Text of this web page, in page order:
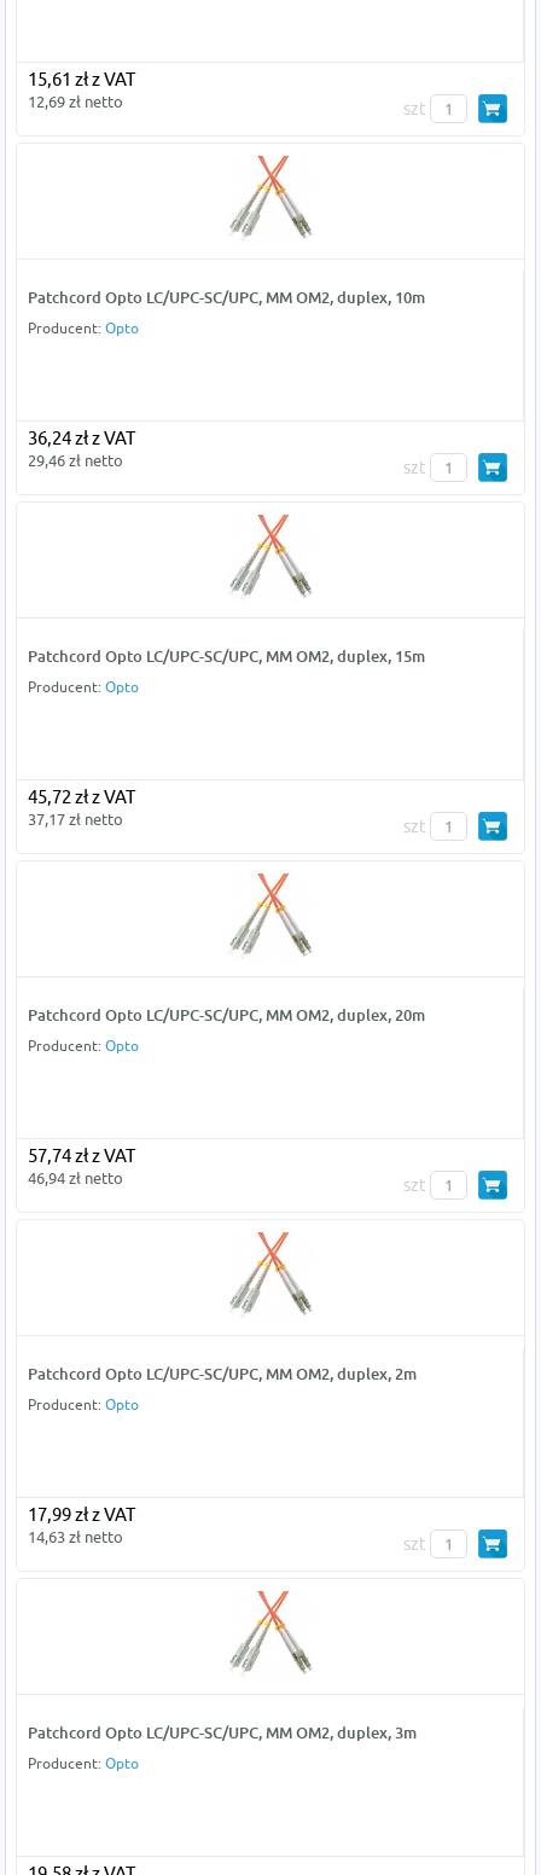
15,61 zł z VAT
12,69 zł netto szt
Patchcord Opto LC/UPC-SC/UPC, MM OM2, duplex, 10m
Producent: Opto
36,24 zł z VAT
29,46 zł netto szt
Patchcord Opto LC/UPC-SC/UPC, MM OM2, duplex, 15m
Producent: Opto
45,72 zł z VAT
37,17 zł netto szt
Patchcord Opto LC/UPC-SC/UPC, MM OM2, duplex, 20m
Producent: Opto
57,74 zł z VAT
46,94 zł netto szt
Patchcord Opto LC/UPC-SC/UPC, MM OM2, duplex, 2m
Producent: Opto
17,99 zł z VAT
14,63 zł netto szt
Patchcord Opto LC/UPC-SC/UPC, MM OM2, duplex, 3m
Producent: Opto